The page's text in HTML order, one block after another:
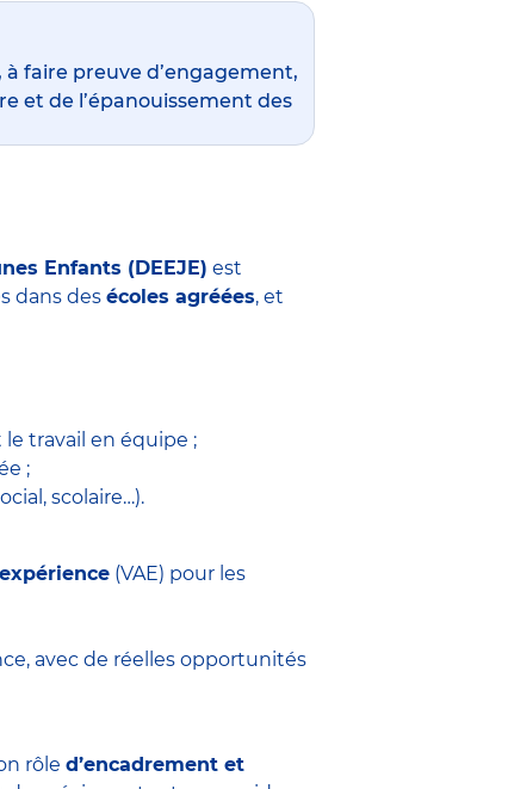
faire preuve d’engagement,
et de l’épanouissement des
Enfants (DEEJE) est
dans des écoles agréées, et
le travail en équipe ;
;
scolaire…).
(VAE) pour les
avec de réelles opportunités
rôle d’encadrement et